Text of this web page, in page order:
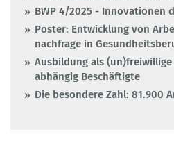
BWP 4/2025 - Innovationen
Poster: Entwicklung von
nachfrage in
Ausbildung als
abhängig Beschäftigte
Die besondere Zahl: 81.900